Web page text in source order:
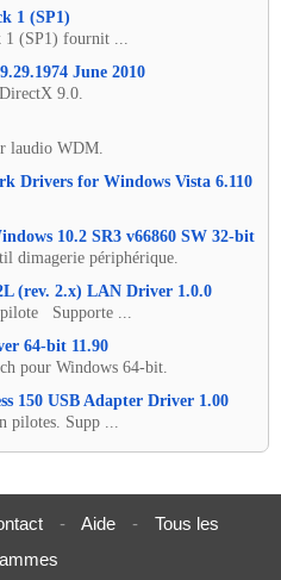
1 (SP1)
(SP1) fournit ...
June 2010
9.0.
laudio WDM.
Drivers for Windows Vista 6.110
10.2 SR3 v66860 SW 32-bit
dimagerie périphérique.
(rev. 2.x) LAN Driver 1.0.0
Supporte ...
64-bit 11.90
pour Windows 64-bit.
150 USB Adapter Driver 1.00
Supp ...
- Aide -
Tous les